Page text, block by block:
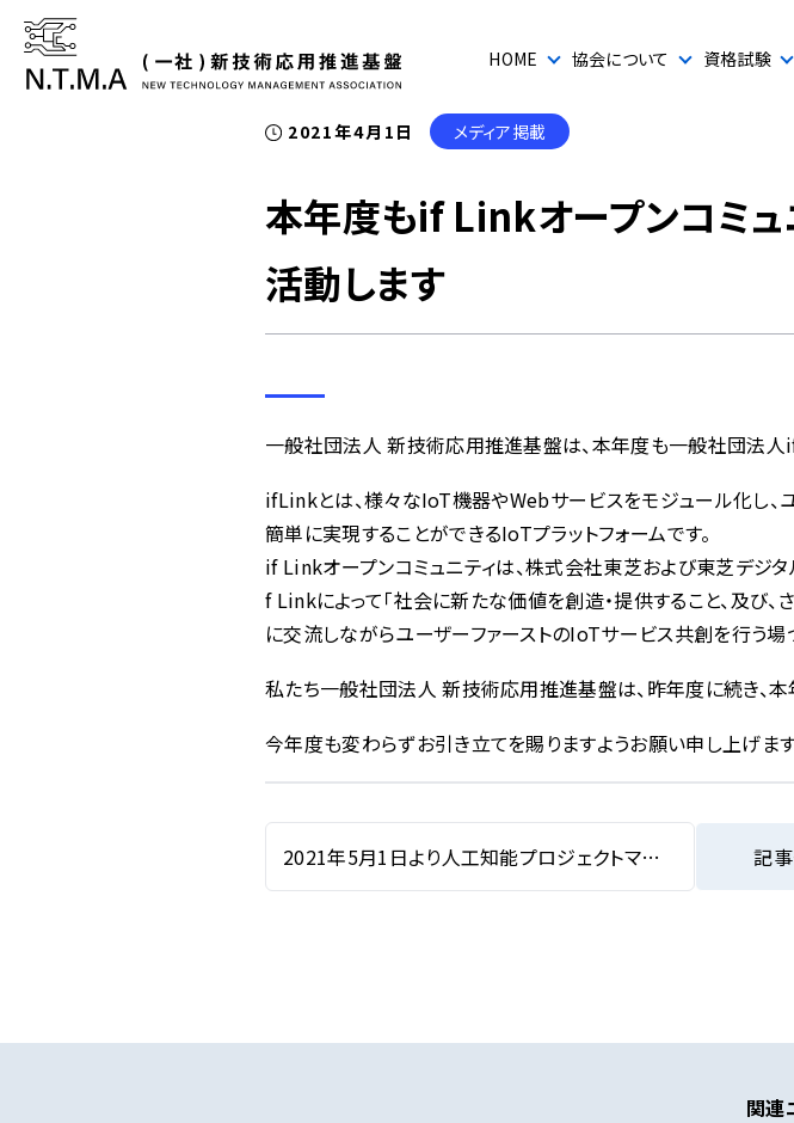
HOME 協会について 資格試験
2021年4月1日 メディア掲載
本年度もif Linkオープンコミュ
活動します
一般社団法人 新技術応用推進基盤は、本年度も一般社団法人
ifLinkとは、様々なIoT機器やWebサービスをモジュール化し、
簡単に実現することができるIoTプラットフォームです。
if Linkオープンコミュニティは、株式会社東芝および東芝デジ
f Linkによって「社会に新たな価値を創造・提供すること、及び
に交流しながらユーザーファーストのIoTサービス共創を行う場
私たち一般社団法人 新技術応用推進基盤は、昨年度に続き、本
今年度も変わらずお引き立てを賜りますようお願い申し上げます
2021年5月1日より人工知能プロジェクトマネージャー資格試験の申込みを開始 記
関連